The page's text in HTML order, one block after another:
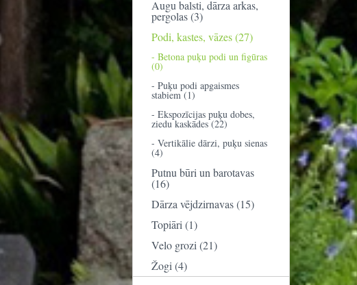
Augu balsti, dārza arkas,
pergolas (3)
Podi, kastes, vāzes (27)
- Betona puķu podi un figūras
(0)
- Puķu podi apgaismes
stabiem (1)
- Ekspozīcijas puķu dobes,
ziedu kaskādes (22)
- Vertikālie dārzi, puķu sienas
(4)
Putnu būri un barotavas
(16)
Dārza vējdzirnavas (15)
Topiāri (1)
Velo grozi (21)
Žogi (4)